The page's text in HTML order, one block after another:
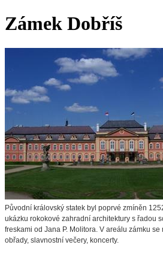
Zámek Dobříš
Původní královský statek byl poprvé zmíněn
ukázku rokokové zahradní architektury s řadou
freskami od Jana P. Molitora. V areálu zámku
obřady, slavnostní večery, koncerty.